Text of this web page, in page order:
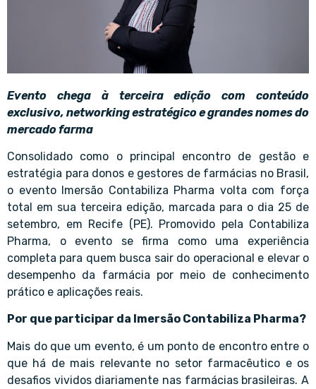
Evento chega à terceira edição com conteúdo
exclusivo, networking estratégico e grandes nomes do
mercado farma
Consolidado como o principal encontro de gestão e
estratégia para donos e gestores de farmácias no Brasil,
o evento Imersão Contabiliza Pharma volta com força
total em sua terceira edição, marcada para o dia 25 de
setembro, em Recife (PE). Promovido pela Contabiliza
Pharma, o evento se firma como uma experiência
completa para quem busca sair do operacional e elevar o
desempenho da farmácia por meio de conhecimento
prático e aplicações reais.
Por que participar da Imersão Contabiliza Pharma?
Mais do que um evento, é um ponto de encontro entre o
que há de mais relevante no setor farmacêutico e os
desafios vividos diariamente nas farmácias brasileiras. A